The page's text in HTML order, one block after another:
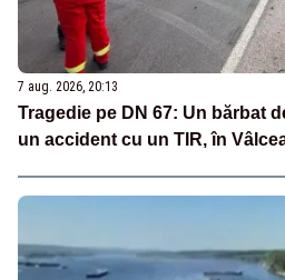
7 aug. 2026, 20:13
Tragedie pe DN 67: Un bărbat
un accident cu un TIR, în